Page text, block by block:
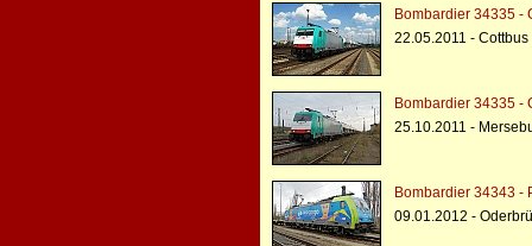
Bombardier 34335 -
22.05.2011 - Cottbus
Bombardier 34335 -
25.10.2011 -
Bombardier 34343 -
09.01.2012 -